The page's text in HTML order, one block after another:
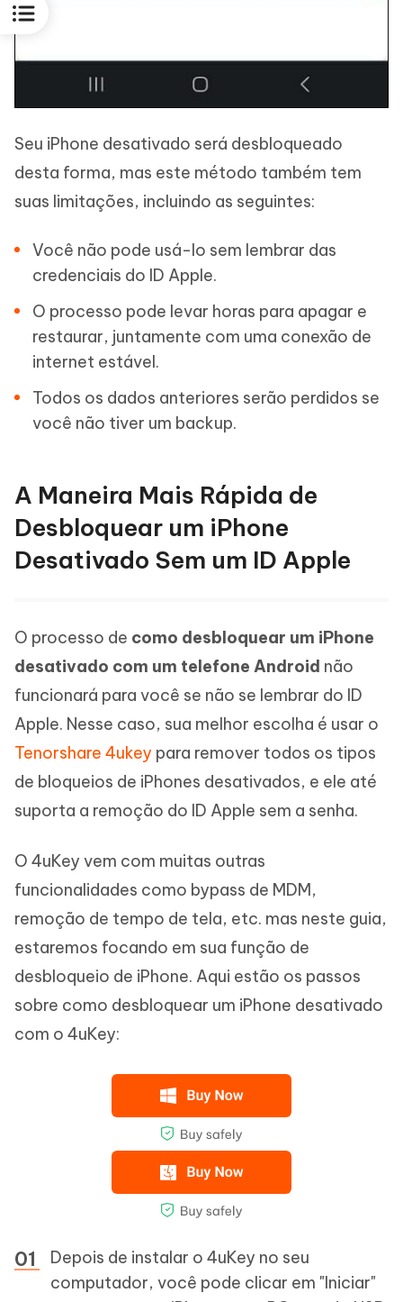
Seu iPhone desativado será desbloqueado
desta forma, mas este método também tem
suas limitações, incluindo as seguintes:
Você não pode usá-lo sem lembrar das
credenciais do ID Apple.
O processo pode levar horas para apagar e
restaurar, juntamente com uma conexão de
internet estável.
Todos os dados anteriores serão perdidos se
você não tiver um backup.
A Maneira Mais Rápida de
Desbloquear um iPhone
Desativado Sem um ID Apple
O processo de como desbloquear um iPhone
desativado com um telefone Android não
funcionará para você se não se lembrar do ID
Apple. Nesse caso, sua melhor escolha é usar o
Tenorshare 4ukey para remover todos os tipos
de bloqueios de iPhones desativados, e ele até
suporta a remoção do ID Apple sem a senha.
O 4uKey vem com muitas outras
funcionalidades como bypass de MDM,
remoção de tempo de tela, etc. mas neste guia,
estaremos focando em sua função de
desbloqueio de iPhone. Aqui estão os passos
sobre como desbloquear um iPhone desativado
com o 4uKey:
Depois de instalar o 4uKey no seu
computador, você pode clicar em "Iniciar"